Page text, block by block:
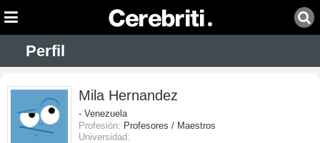
Perfil
Mila Hernandez
- Venezuela
Profesión: Profesores / Maestros
Universidad: